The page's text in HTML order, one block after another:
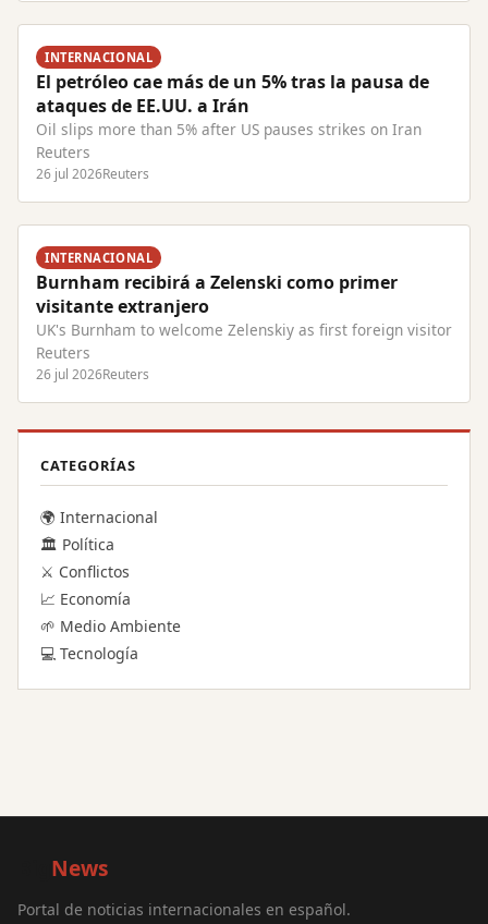
INTERNACIONAL
El petróleo cae más de un 5% tras la pausa de
ataques de EE.UU. a Irán
Oil slips more than 5% after US pauses strikes on Iran
Reuters
26 jul 2026Reuters
INTERNACIONAL
Burnham recibirá a Zelenski como primer
visitante extranjero
UK's Burnham to welcome Zelenskiy as first foreign visitor
Reuters
26 jul 2026Reuters
CATEGORÍAS
🌍 Internacional
🏛️ Política
⚔️ Conflictos
📈 Economía
🌱 Medio Ambiente
💻 Tecnología
News
Portal de noticias internacionales en español.